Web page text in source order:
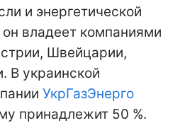
и энергетической
владеет компаниями
Швейцарии,
В украинской
УкрГазЭнерго
принадлежит 50 %.